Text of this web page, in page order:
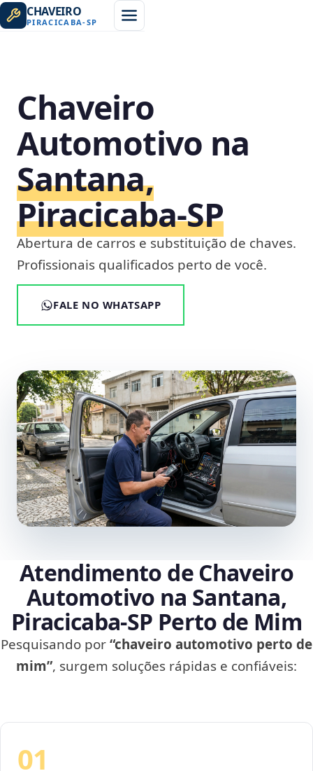
CHAVEIRO
PIRACICABA-SP
Chaveiro
Automotivo na
Santana,
Piracicaba‑SP
Abertura de carros e substituição de chaves.
Profissionais qualificados perto de você.
FALE NO WHATSAPP
Atendimento de Chaveiro
Automotivo na Santana,
Piracicaba‑SP Perto de Mim
Pesquisando por“chaveiro automotivo perto de
mim”, surgem soluções rápidas e confiáveis:
01